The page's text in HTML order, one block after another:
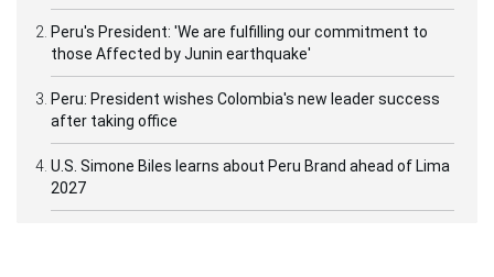
Peru's President: 'We are fulfilling our commitment to
those Affected by Junin earthquake'
Peru: President wishes Colombia's new leader success
after taking office
U.S. Simone Biles learns about Peru Brand ahead of Lima
2027